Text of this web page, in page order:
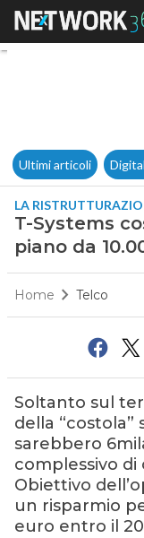
Ultimi articoli
LA
T-Systems
piano da
Home Telco
Soltanto sul
della “costola”
sarebbero
complessivo
Obiettivo
un risparmio
euro entro il